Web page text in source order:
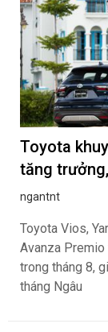
Toyota
tăng
ngantnt
Toyota Vios,
Avanza
trong tháng 8,
tháng Ngâu